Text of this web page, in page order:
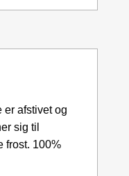
er afstivet og
sig til
frost. 100%